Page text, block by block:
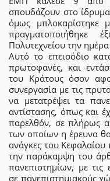
σπουδάζουν στο
όμως μπλοκαρίστηκε
Πολυτεχνείου την
Αυτό το επεισόδιο
πρωτοφανές, και
του Κράτους όσον
συνεργασία με τις
να μετατρέψει τα
αντίστασης, όπως και
παρελθόν, σε πλήρως
των οποίων η έρευνα θα
ανάγκες του Κεφαλαίου
την παράκαμψη του
πανεπιστημίων, με τις
σε πανεπιστημιακούς